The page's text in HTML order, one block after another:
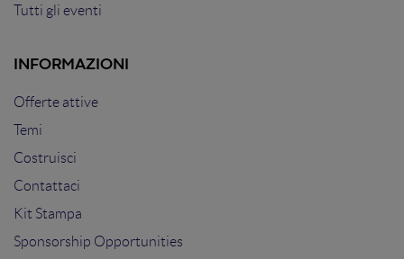
Tutti gli eventi
INFORMAZIONI
Offerte attive
Temi
Costruisci
Contattaci
Kit Stampa
Sponsorship Opportunities